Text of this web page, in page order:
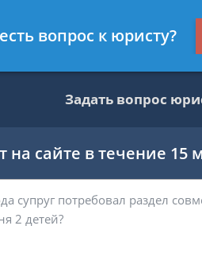
служащий ФНС
Задать вопрос
на сайте в течение 15
вопрос к юристу?